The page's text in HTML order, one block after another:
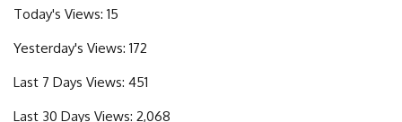
Today's Views: 15
Yesterday's Views: 172
Last 7 Days Views: 451
Last 30 Days Views: 2,068